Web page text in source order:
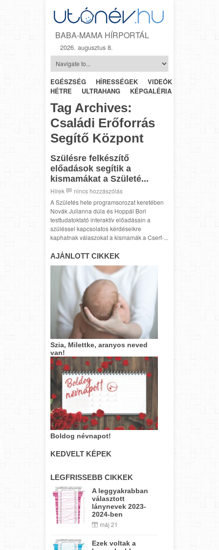
BABA-MAMA HÍRPORTÁL
2026. augusztus 8.
EGÉSZSÉG HÍRESSÉGEK VIDEÓK
HÉTRŐL-
HÉTRE
ULTRAHANG KÉPGALÉRIA
Tag Archives:
Családi Erőforrás
Segítő Központ
Szülésre felkészítő
előadások segítik a
kismamákat a Születé...
Hírek
nincs hozzászólás
A Születés hete programsorozat keretében
Novák Julianna dúla és Hoppál Bori
testtudatoktató interaktív előadásain a
szüléssel kapcsolatos kérdéseikre
kaphatnak válaszokat a kismamák a Cserf-...
AJÁNLOTT CIKKEK
Szia, Milettke, aranyos neved
van!
Boldog névnapot!
KEDVELT KÉPEK
LEGFRISSEBB CIKKEK
A leggyakrabban
választott
lánynevek 2023-
2024-ben
máj 21
Ezek voltak a